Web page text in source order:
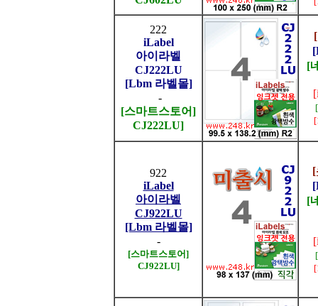
222
iLabel
아이라벨
CJ222LU
[Lbm 라벨몰]
-
[스마트스토어]
CJ222LU]
[
922
iLabel
아이라벨
CJ922LU
[Lbm 라벨몰]
-
[스마트스토어]
CJ922LU]
[
[